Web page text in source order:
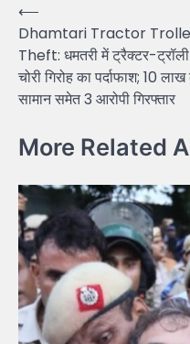
Post
navigation
⟵
Dhamtari Tractor
Theft: धमतरी में ट्रैक्टर-ट्रॉली
चोरी गिरोह का पर्दाफाश; 10
सामान समेत 3 आरोपी गिरफ्तार
More Related